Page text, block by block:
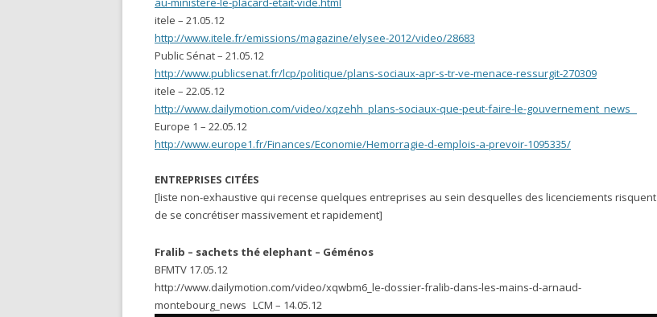
itele – 21.05.12
http://www.itele.fr/emissions/magazine/elysee-2012/video/28683
Public Sénat – 21.05.12
http://www.publicsenat.fr/lcp/politique/plans-sociaux-apr-s-tr-ve-menace-ressurgit-270309
itele – 22.05.12
http://www.dailymotion.com/video/xqzehh_plans-sociaux-que-peut-faire-le-gouvernement_news
Europe 1 – 22.05.12
http://www.europe1.fr/Finances/Economie/Hemorragie-d-emplois-a-prevoir-1095335/
ENTREPRISES CITÉES
[liste non-exhaustive qui recense quelques entreprises au sein desquelles des licenciements risquent
de se concrétiser massivement et rapidement]
Fralib – sachets thé elephant – Géménos
BFMTV 17.05.12
http://www.dailymotion.com/video/xqwbm6_le-dossier-fralib-dans-les-mains-d-arnaud-
montebourg_news LCM – 14.05.12